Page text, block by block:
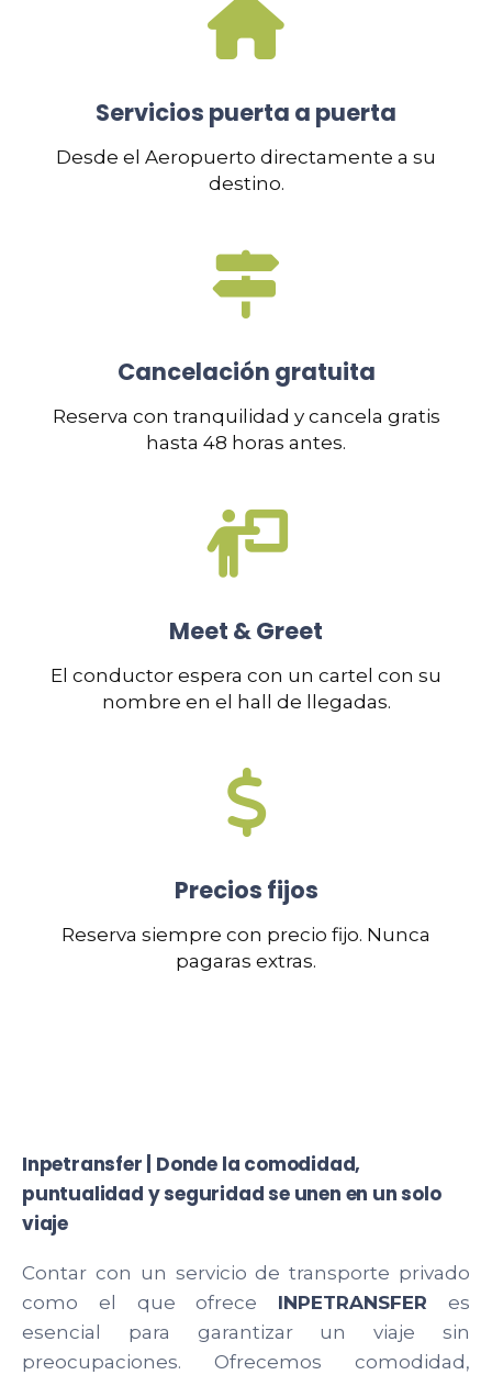
Servicios puerta a puerta
Desde el Aeropuerto directamente a su
destino.
Cancelación gratuita
Reserva con tranquilidad y cancela gratis
hasta 48 horas antes.
Meet & Greet
El conductor espera con un cartel con su
nombre en el hall de llegadas.
Precios fijos
Reserva siempre con precio fijo. Nunca
pagaras extras.
Inpetransfer | Donde la comodidad,
puntualidad y seguridad se unen en un solo
viaje
Contar con un servicio de transporte privado
como el que ofrece INPETRANSFER es
esencial para garantizar un viaje sin
preocupaciones. Ofrecemos comodidad,